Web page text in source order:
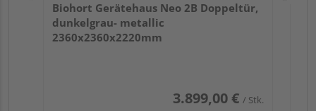
Biohort Gerätehaus Neo 2B Doppeltür,
dunkelgrau- metallic
2360x2360x2220mm
3.899,00 € / Stk.